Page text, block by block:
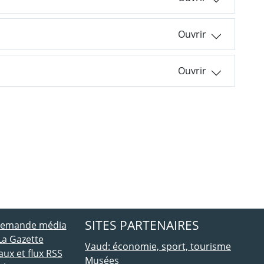
média
Gazette
et flux RSS
SITES PARTENAIRES
Vaud: économie, sport, tourisme
Musées